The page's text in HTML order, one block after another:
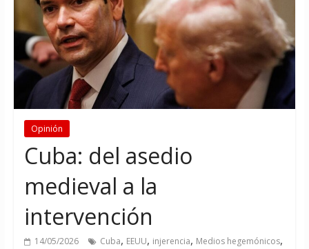
Opinión
Cuba: del asedio
medieval a la
intervención
14/05/2026 Cuba, EEUU, injerencia, Medios hegemónicos,